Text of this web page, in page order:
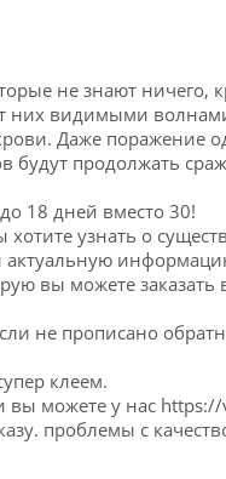
не знают ничего,
них видимыми
Даже поражение
продолжать
18 дней вместо 30!
хотите узнать о
актуальную
вы можете заказать
не прописано
клеем.
вы можете у нас
проблемы с